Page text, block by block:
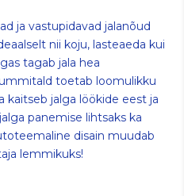
ja vastupidavad jalanõud
nii koju, lasteaeda kui
tagab jala hea
toetab loomulikku
kaitseb jalga löökide eest ja
panemise lihtsaks ka
disain muudab
lemmikuks!